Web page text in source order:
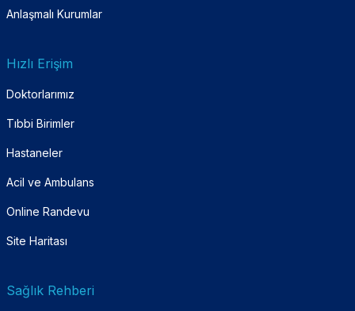
Anlaşmalı Kurumlar
Hızlı Erişim
Doktorlarımız
Tıbbi Birimler
Hastaneler
Acil ve Ambulans
Online Randevu
Site Haritası
Sağlık Rehberi